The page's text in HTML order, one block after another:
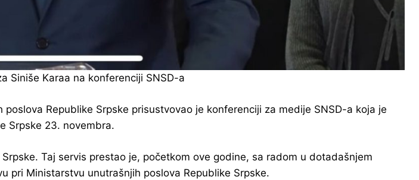
Siniše Karaa na konferenciji SNSD-a
Republike Srpske prisustvovao je konferenciji za medije SNSD-a koja je
Srpske 23. novembra.
Taj servis prestao je, početkom ove godine, sa radom u dotadašnjem
pri Ministarstvu unutrašnjih poslova Republike Srpske.